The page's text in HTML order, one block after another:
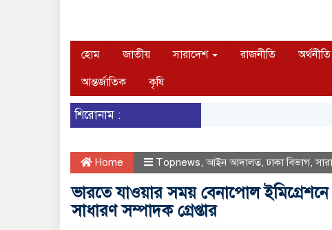
হোম জাতীয় সারাদেশ রাজনীতি অর্থনীতি
আন্তর্জাতিক
কৃষি
শিরোনাম :
Home Topnews, আইন আদালত,ঢাকা বিভাগ,
ভারতে যাওয়ার সময় বেনাপোল
সাধারণ সম্পাদক গ্রেপ্তার